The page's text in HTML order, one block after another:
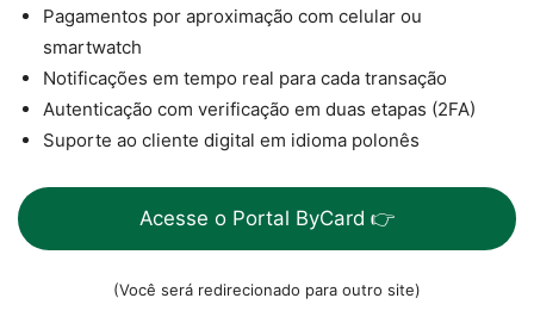
Pagamentos por aproximação com celular ou
smartwatch
Notificações em tempo real para cada transação
Autenticação com verificação em duas etapas (2FA)
Suporte ao cliente digital em idioma polonês
Acesse o Portal ByCard 👉
(Você será redirecionado para outro site)